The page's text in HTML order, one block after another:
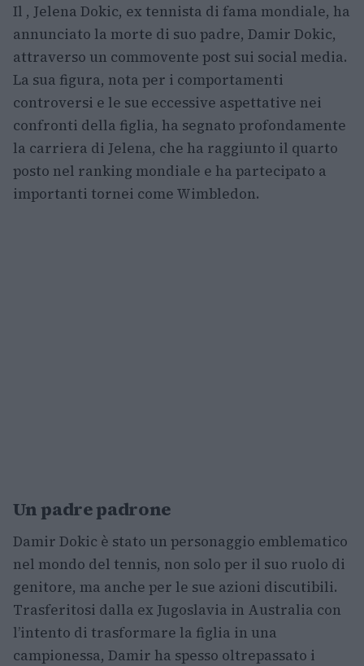
Il , Jelena Dokic, ex tennista di fama mondiale, ha
annunciato la morte di suo padre, Damir Dokic,
attraverso un commovente post sui social media.
La sua figura, nota per i comportamenti
controversi e le sue eccessive aspettative nei
confronti della figlia, ha segnato profondamente
la carriera di Jelena, che ha raggiunto il quarto
posto nel ranking mondiale e ha partecipato a
importanti tornei come Wimbledon.
Un padre padrone
Damir Dokic è stato un personaggio emblematico
nel mondo del tennis, non solo per il suo ruolo di
genitore, ma anche per le sue azioni discutibili.
Trasferitosi dalla ex Jugoslavia in Australia con
l’intento di trasformare la figlia in una
campionessa, Damir ha spesso oltrepassato i